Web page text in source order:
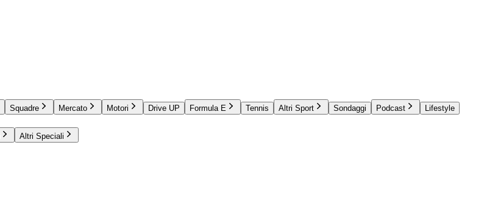
Squadre Mercato Motori Drive UP Formula E Tennis Altri Sport Sondaggi Podcast
Lifestyle
Altri Speciali